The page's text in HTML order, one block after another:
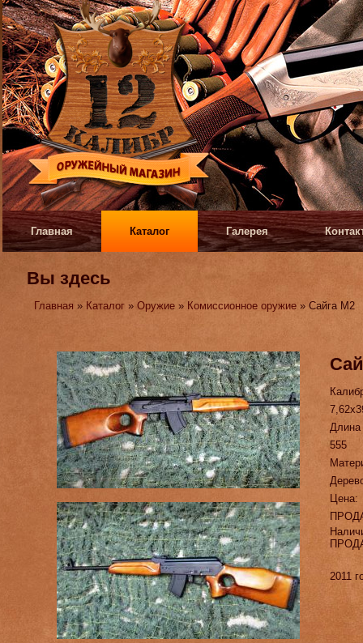
Главная Каталог Галерея
Вы здесь
Главная » Каталог »Оружие » Комиссионное оружие » Сайга М2
555
Цена:
2011